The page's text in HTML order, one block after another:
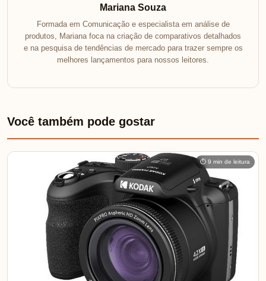
Mariana Souza
Formada em Comunicação e especialista em análise de
produtos, Mariana foca na criação de comparativos detalhados
e na pesquisa de tendências de mercado para trazer sempre os
melhores lançamentos para nossos leitores.
Você também pode gostar
⏱ 9 min de leitura